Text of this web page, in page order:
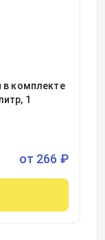
в комплекте
1
от 266 ₽